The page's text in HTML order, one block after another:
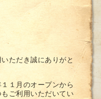
ただき誠にありがと
１月のオープンから
ご利用いただいてい